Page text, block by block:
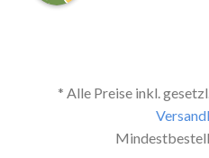
* Alle Preise inkl.